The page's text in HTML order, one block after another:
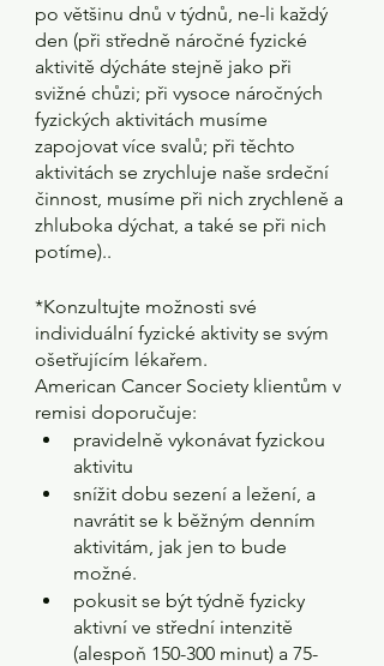
po většinu dnů v týdnů, ne-li každý
den (při středně náročné fyzické
aktivitě dýcháte stejně jako při
svižné chůzi; při vysoce náročných
fyzických aktivitách musíme
zapojovat více svalů; při těchto
aktivitách se zrychluje naše srdeční
činnost, musíme při nich zrychleně a
zhluboka dýchat, a také se při nich
potíme)..
*Konzultujte možnosti své
individuální fyzické aktivity se svým
ošetřujícím lékařem.
American Cancer Society klientům v
remisi doporučuje:
pravidelně vykonávat fyzickou
aktivitu
snížit dobu sezení a ležení, a
navrátit se k běžným denním
aktivitám, jak jen to bude
možné.
pokusit se být týdně fyzicky
aktivní ve střední intenzitě
(alespoň 150-300 minut) a 75-